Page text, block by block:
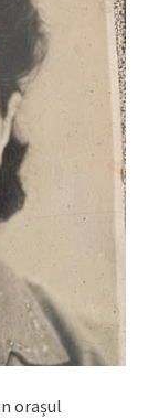
orașul